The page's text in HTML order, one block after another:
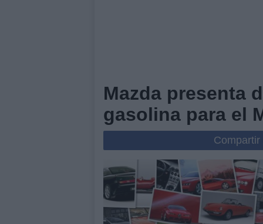
Mazda presenta
gasolina para el